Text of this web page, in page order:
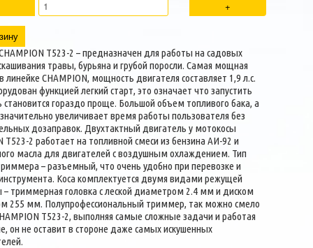
T523-2 – предназначен для работы на садовых
травы, бурьяна и грубой поросли. Самая мощная
линейке CHAMPION, мощность двигателя составляет 1,9 л.с.
функцией легкий старт, это означает что запустить
становится гораздо проще. Большой объем топливого бака, а
увеличивает время работы пользователя без
дозаправок. Двухтактный двигатель у мотокосы
T523-2 работает на топливной смеси из бензина АИ-92 и
масла для двигателей с воздушным охлаждением. Тип
– разъемный, что очень удобно при перевозке и
Коса комплектуется двумя видами режущей
– триммерная головка с леской диаметром 2.4 мм и диском
255 мм. Полупрофессиональный триммер, так можно смело
T523-2, выполняя самые сложные задачи и работая
он не оставит в стороне даже самых искушенных